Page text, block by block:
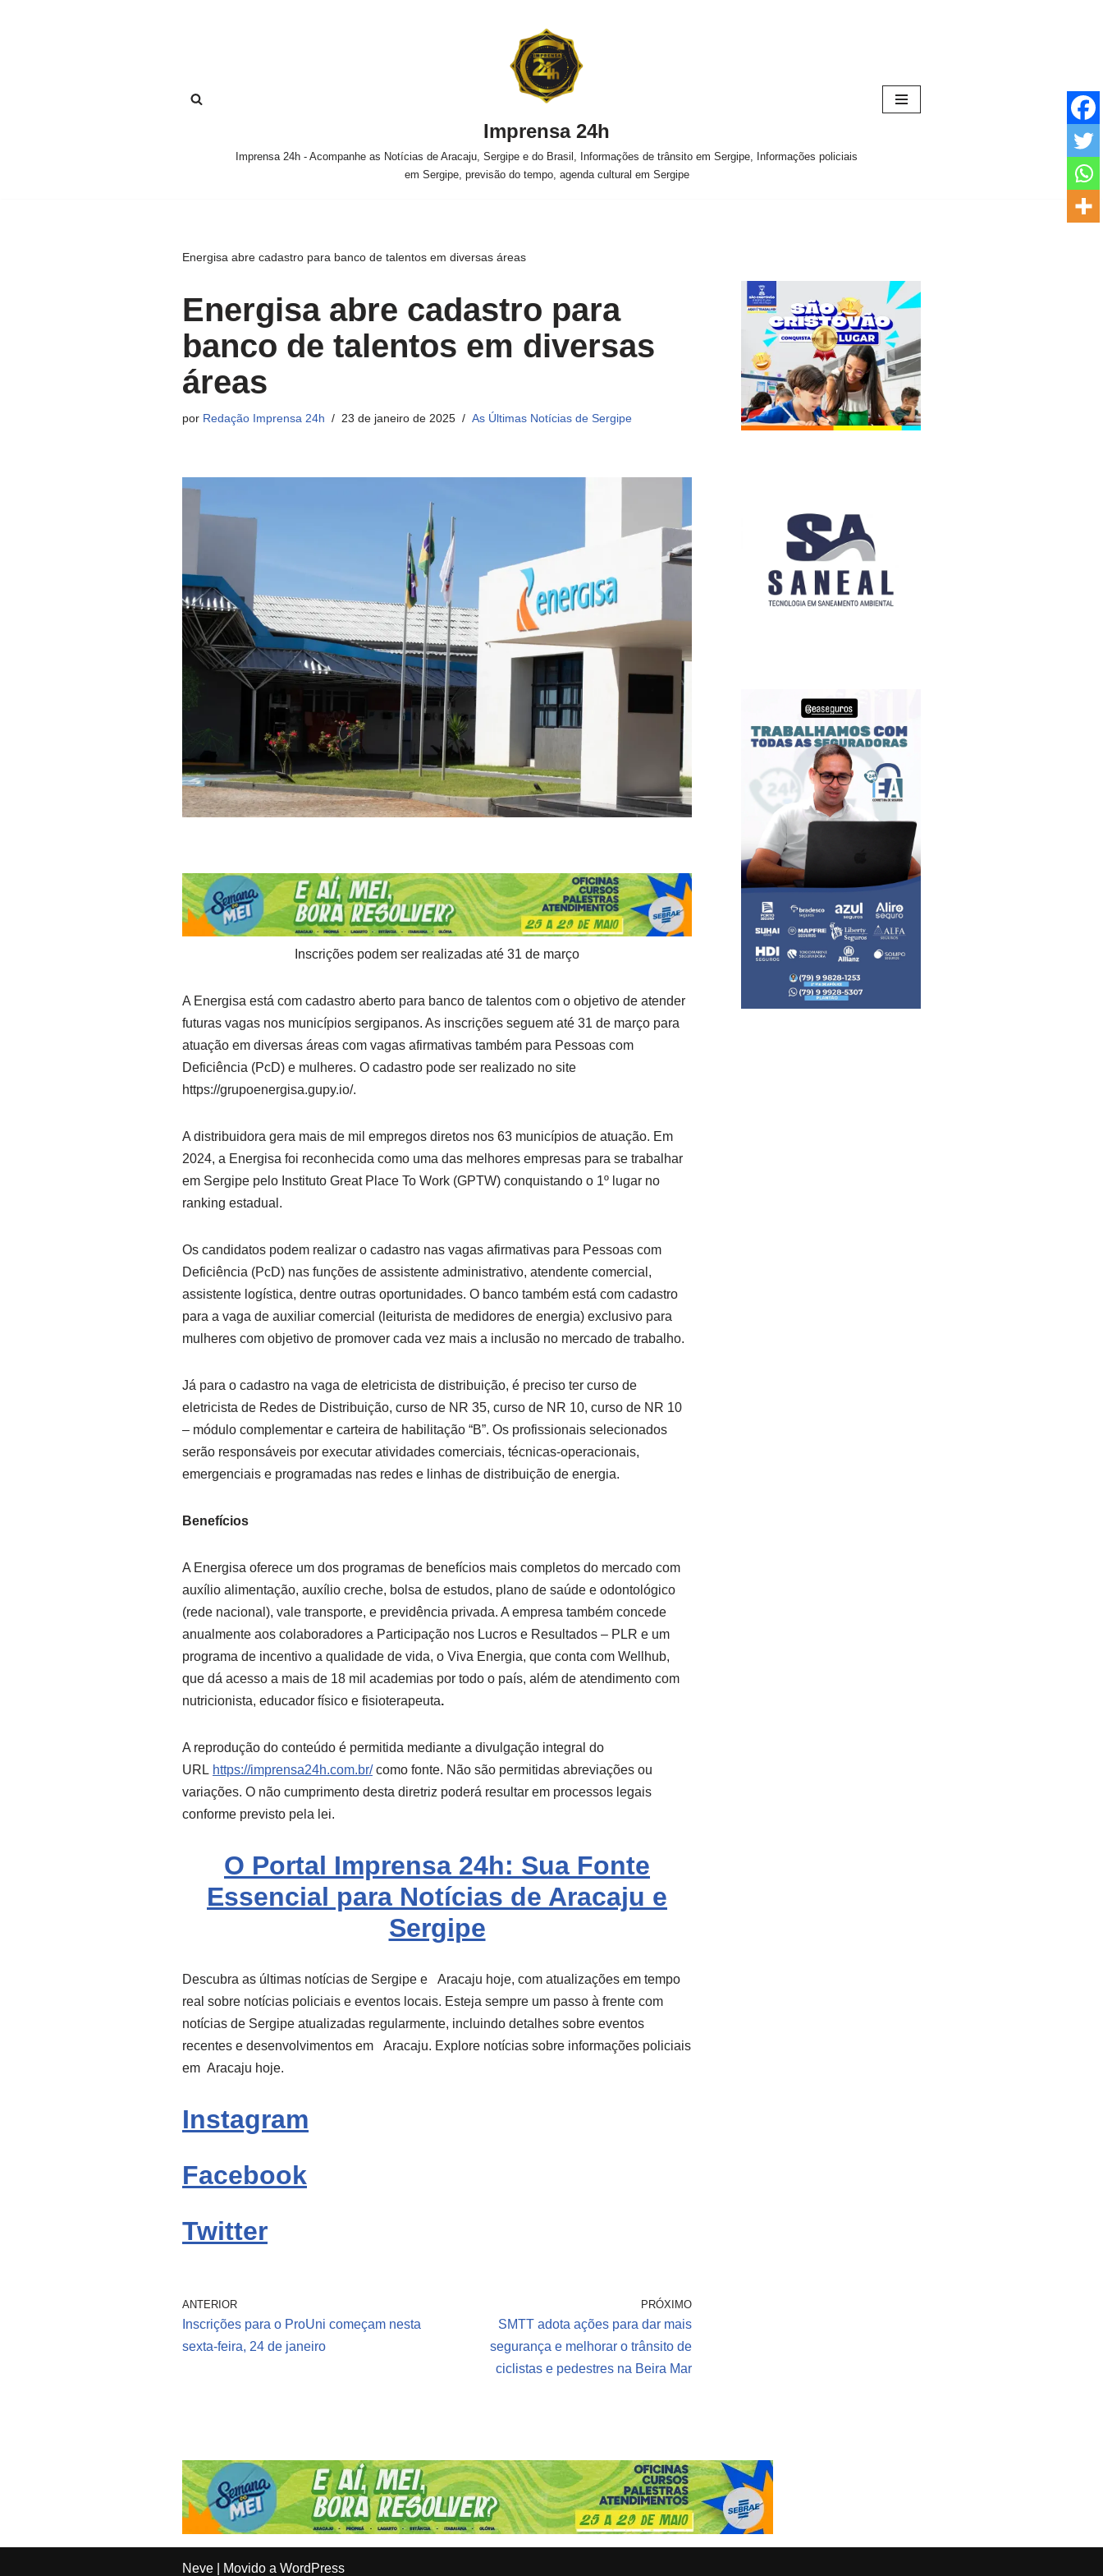
Imprensa 24h
Imprensa 24h - Acompanhe as Notícias de Aracaju, Sergipe e do Brasil, Informações de trânsito em Sergipe, Informações policiais
em Sergipe, previsão do tempo, agenda cultural em Sergipe
Energisa abre cadastro para banco de talentos em diversas áreas
Energisa abre cadastro para
banco de talentos em diversas
áreas
por Redação Imprensa 24h 23 de janeiro de 2025 As Últimas Notícias de Sergipe
Inscrições podem ser realizadas até 31 de março
A Energisa está com cadastro aberto para banco de talentos com o objetivo de atender
futuras vagas nos municípios sergipanos. As inscrições seguem até 31 de março para
atuação em diversas áreas com vagas afirmativas também para Pessoas com
Deficiência (PcD) e mulheres. O cadastro pode ser realizado no site
https://grupoenergisa.gupy.io/.
A distribuidora gera mais de mil empregos diretos nos 63 municípios de atuação. Em
2024, a Energisa foi reconhecida como uma das melhores empresas para se trabalhar
em Sergipe pelo Instituto Great Place To Work (GPTW) conquistando o 1º lugar no
ranking estadual.
Os candidatos podem realizar o cadastro nas vagas afirmativas para Pessoas com
Deficiência (PcD) nas funções de assistente administrativo, atendente comercial,
assistente logística, dentre outras oportunidades. O banco também está com cadastro
para a vaga de auxiliar comercial (leiturista de medidores de energia) exclusivo para
mulheres com objetivo de promover cada vez mais a inclusão no mercado de trabalho.
Já para o cadastro na vaga de eletricista de distribuição, é preciso ter curso de
eletricista de Redes de Distribuição, curso de NR 35, curso de NR 10, curso de NR 10
– módulo complementar e carteira de habilitação “B”. Os profissionais selecionados
serão responsáveis por executar atividades comerciais, técnicas-operacionais,
emergenciais e programadas nas redes e linhas de distribuição de energia.
Benefícios
A Energisa oferece um dos programas de benefícios mais completos do mercado com
auxílio alimentação, auxílio creche, bolsa de estudos, plano de saúde e odontológico
(rede nacional), vale transporte, e previdência privada. A empresa também concede
anualmente aos colaboradores a Participação nos Lucros e Resultados – PLR e um
programa de incentivo a qualidade de vida, o Viva Energia, que conta com Wellhub,
que dá acesso a mais de 18 mil academias por todo o país, além de atendimento com
nutricionista, educador físico e fisioterapeuta.
A reprodução do conteúdo é permitida mediante a divulgação integral do
URL https://imprensa24h.com.br/como fonte. Não são permitidas abreviações ou
variações. O não cumprimento desta diretriz poderá resultar em processos legais
conforme previsto pela lei.
O Portal Imprensa 24h: Sua Fonte
Essencial para Notícias de Aracaju e
Sergipe
Descubra as últimas notícias de Sergipe e Aracaju hoje, com atualizações em tempo
real sobre notícias policiais e eventos locais. Esteja sempre um passo à frente com
notícias de Sergipe atualizadas regularmente, incluindo detalhes sobre eventos
recentes e desenvolvimentos em Aracaju. Explore notícias sobre informações policiais
em Aracaju hoje.
Instagram
Facebook
Twitter
ANTERIOR
Inscrições para o ProUni começam nesta
sexta-feira, 24 de janeiro
PRÓXIMO
SMTT adota ações para dar mais
segurança e melhorar o trânsito de
ciclistas e pedestres na Beira Mar
Neve | Movido a WordPress